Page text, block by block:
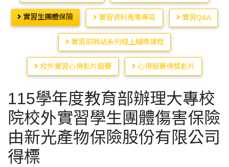
實習生團體保險 實習資料蒐集專區 實習Q&A
實習前哨站系列線上輔導課程
校外實習心得影片競賽 心得競賽得獎影片
115學年度教育部辦理大專校
院校外實習學生團體傷害保險
由新光產物保險股份有限公司
得標